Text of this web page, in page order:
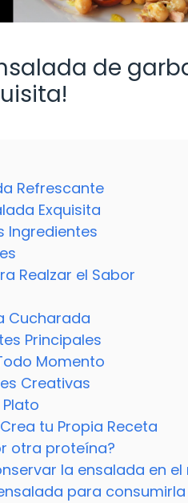
de
Refrescante
Exquisita
Ingredientes
Realzar el Sabor
Cucharada
Principales
Momento
Creativas
tu Propia Receta
otra proteína?
la ensalada en
para